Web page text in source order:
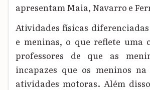
apresentam Maia, Navarro e
Atividades físicas
e meninas, o que reflete uma
professores de que as
incapazes que os meninos
atividades motoras. Além